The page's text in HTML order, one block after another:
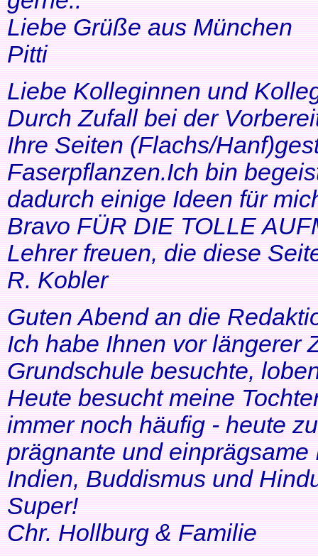
Liebe Grüße aus München
Pitti
Liebe Kolleginnen und
Durch Zufall bei der
Ihre Seiten (Flachs/
Faserpflanzen.Ich bin
dadurch einige Ideen für
Bravo FÜR DIE TOLLE
Lehrer freuen, die diese
R. Kobler
Guten Abend an die
Ich habe Ihnen vor längerer
Grundschule besuchte,
Heute besucht meine
immer noch häufig - heute
prägnante und
Indien, Buddismus und
Super!
Chr. Hollburg & Familie